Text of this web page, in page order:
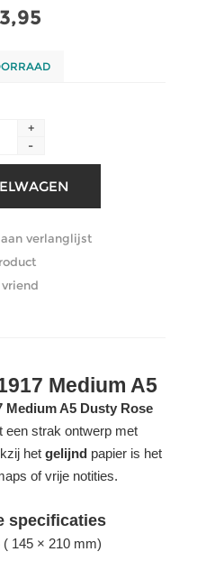
+
-
Medium A5
Medium A5 Dusty Rose
een strak ontwerp met
het gelijndpapier is het
of vrije notities.
specificaties
( 145 × 210 mm)